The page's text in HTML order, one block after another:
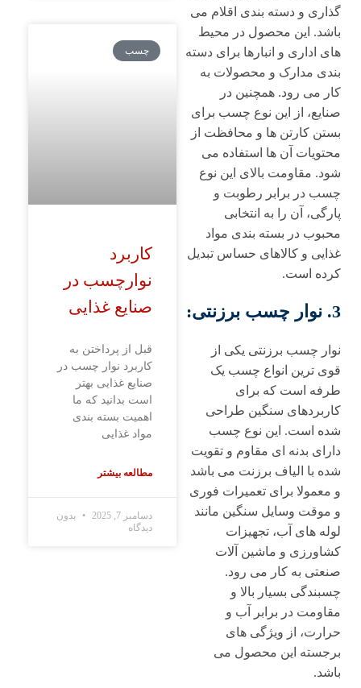
گذاری و دسته بندی اقلام می
باشد. این محصول در محیط
های اداری و انبارها برای دسته
بندی مدارک و محصولات به
کار می رود. همچنین در
صنایع، از این نوع چسب برای
بستن کارتن ها و محافظت از
محتویات آن ها استفاده می
شود. مقاومت بالای این نوع
چسب در برابر رطوبت و
پارگی، آن را به انتخابی
محبوب در بسته بندی مواد
غذایی و کالاهای حساس تبدیل
کرده است.
3. نوار چسب برزنتی:
نوار چسب برزنتی یکی از
قوی ترین انواع چسب یک
طرفه است که برای
کاربردهای سنگین طراحی
شده است. این نوع چسب
دارای بدنه ای مقاوم و تقویت
شده با الیاف برزنت می باشد
و معمولا برای تعمیرات فوری
و موقت وسایل سنگین مانند
لوله های آب، تجهیزات
کشاورزی و ماشین آلات
صنعتی به کار می رود.
چسبندگی بسیار بالا و
مقاومت در برابر آب و
حرارت، از ویژگی های
برجسته این محصول می
باشد.
چسب
کاربرد
نوارچسب در
صنایع غذایی
قبل از پرداختن به
کاربرد نوار چسب در
صنایع غذایی بهتر
است بدانید که ما
اهمیت بسته ‌بندی
مواد غذایی
مطالعه بیشتر
دسامبر 7, 2025
بدون
دیدگاه